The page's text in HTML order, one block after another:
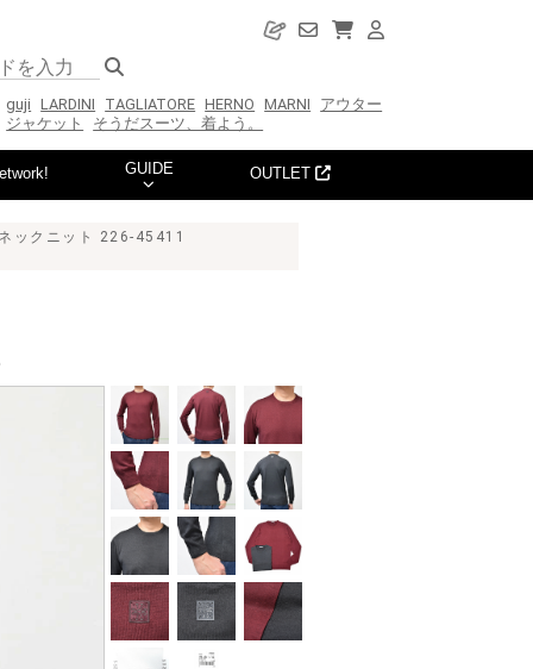
guji LARDINI TAGLIATORE HERNO MARNI
アウター
ジャケット
そうだスーツ、着よう。
GUIDE OUTLET
ックニット 226-45411